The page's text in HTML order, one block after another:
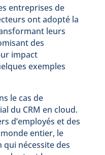
entreprises de
ont adopté la
leurs
des
impact
exemples
le cas de
du CRM en cloud.
d’employés et des
entier, le
nécessite des